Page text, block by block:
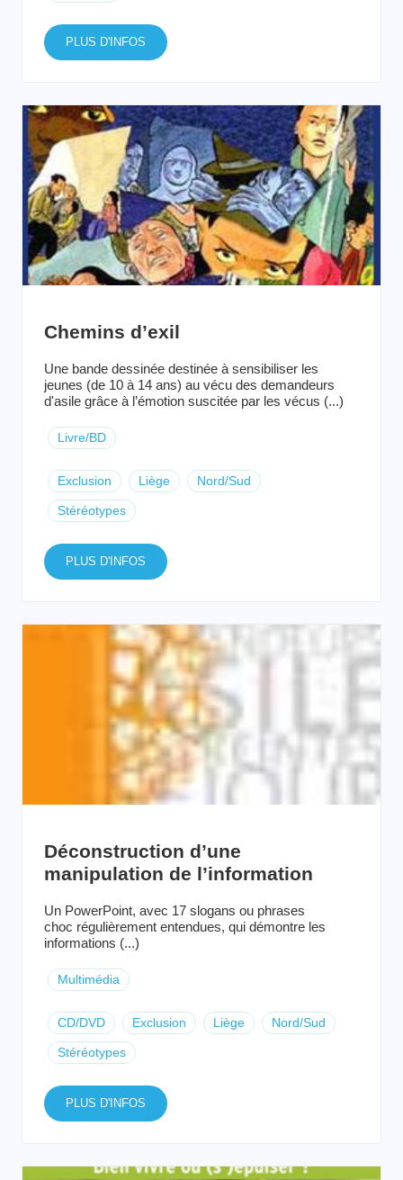
PLUS D'INFOS
Chemins d’exil
Une bande dessinée destinée à sensibiliser les
jeunes (de 10 à 14 ans) au vécu des demandeurs
d'asile grâce à l’émotion suscitée par les vécus (...)
Livre/BD
Exclusion Liège Nord/Sud
Stéréotypes
PLUS D'INFOS
Déconstruction d’une
manipulation de l’information
Un PowerPoint, avec 17 slogans ou phrases
choc régulièrement entendues, qui démontre les
informations (...)
Multimédia
CD/DVD Exclusion Liège Nord/Sud
Stéréotypes
PLUS D'INFOS